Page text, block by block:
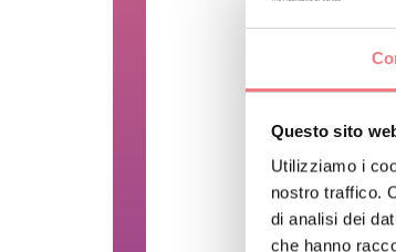
Questo sito
Utilizziamo i
nostro traffico.
di analisi dei
che hanno